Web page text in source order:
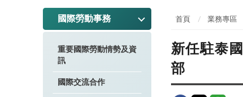
國際勞動事務
重要國際勞動情勢及資
訊
國際交流合作
首頁 業務專區
新任駐泰
部